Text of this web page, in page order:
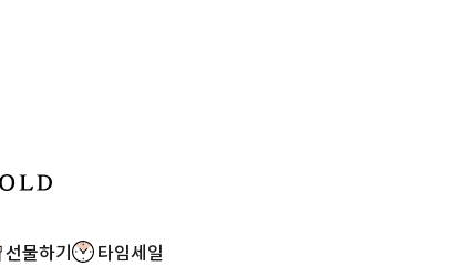
선물하기 타임세일